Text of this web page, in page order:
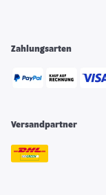
Zahlungsarten
Versandpartner